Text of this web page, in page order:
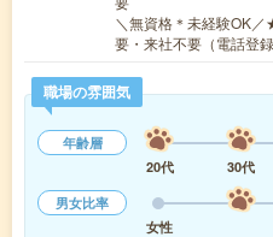
＼無資格＊未経験OK
要・来社不要（電話登
職場の雰囲気
年齢層
20代
30代
男女比率
女性